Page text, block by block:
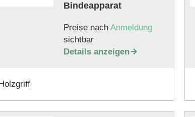
Bindeapparat
Preise nach Anmeldung
sichtbar
Details anzeigen